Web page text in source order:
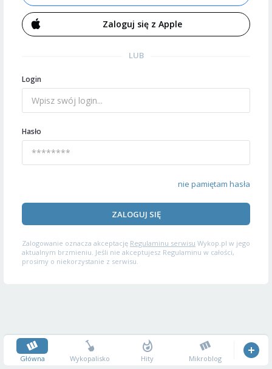
Zaloguj się z Apple
LUB
Login
Hasło
nie pamiętam hasła
ZALOGUJ SIĘ
Zalogowanie oznacza akceptację Regulaminu serwisu Wykop.pl w jego
aktualnym brzmieniu. Jeśli nie akceptujesz Regulaminu w całości,
prosimy o niekorzystanie z serwisu.
Główna Wykopalisko Hity Mikroblog